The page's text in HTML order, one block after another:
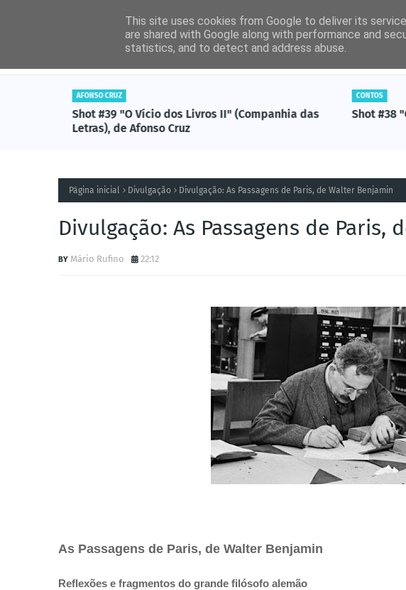
Entrevistas Livros (por ordem
AFONSO CRUZ
Shot #39 "O Vício dos Livros II" (Companhia das
Letras), de Afonso Cruz
CONTOS
Shot #38
Página inicial Divulgação Divulgação: As Passagens de Paris, de Walter Benjamin
Divulgação: As Passagens de Paris,
Mário Rufino 22:12
As Passagens de Paris, de Walter Benjamin
Reflexões e fragmentos do grande filósofo alemão
This site uses cookies from Google to deliver its
are shared with Google along with performance and
statistics, and to detect and address abuse.